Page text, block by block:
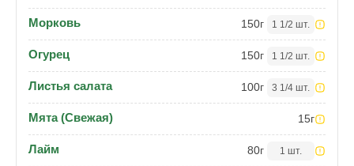
Морковь 150г 1 1/2 шт.
Огурец 150г 1 1/2 шт.
Листья салата 100г 3 1/4 шт.
Мята (Свежая) 15г
Лайм 80г 1 шт.